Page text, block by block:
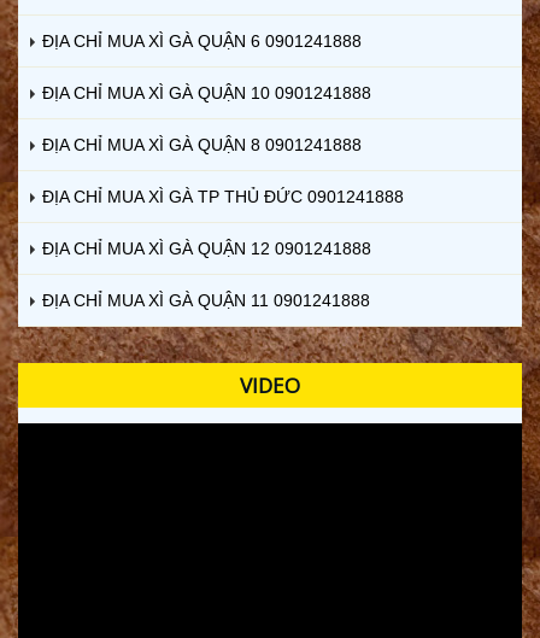
ĐỊA CHỈ MUA XÌ GÀ QUẬN 6 0901241888
ĐỊA CHỈ MUA XÌ GÀ QUẬN 10 0901241888
ĐỊA CHỈ MUA XÌ GÀ QUẬN 8 0901241888
ĐỊA CHỈ MUA XÌ GÀ TP THỦ ĐỨC 0901241888
ĐỊA CHỈ MUA XÌ GÀ QUẬN 12 0901241888
ĐỊA CHỈ MUA XÌ GÀ QUẬN 11 0901241888
VIDEO